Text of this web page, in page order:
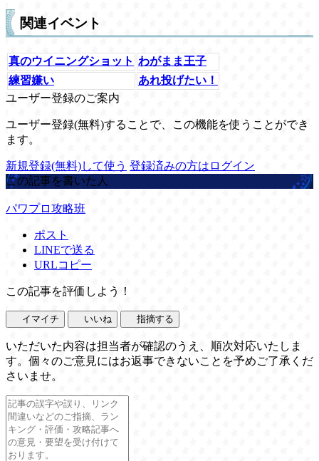
関連イベント
真のウイニングショット わがまま王子
練習嫌い
あれ投げたい！
ユーザー登録のご案内
ユーザー登録(無料)することで、この機能を使うことができ
ます。
新規登録(無料)して使う 登録済みの方はログイン
この記事を書いた人
パワプロ攻略班
ポスト
LINEで送る
URLコピー
この記事を評価しよう！
イマイチ いいね 指摘する
いただいた内容は担当者が確認のうえ、順次対応いたしま
す。個々のご意見にはお返事できないことを予めご了承くだ
さいませ。